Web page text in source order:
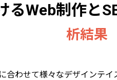
るWeb制作とS
析結果
合わせて様々なデザインテイ